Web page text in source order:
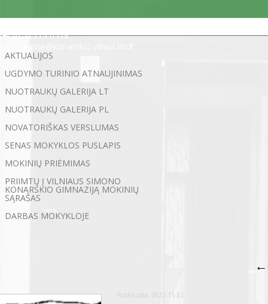
tel. (0 5) 213 0518
AKTUALIJOS
UGDYMO TURINIO ATNAUJINIMAS
NUOTRAUKŲ GALERIJA LT
NUOTRAUKŲ GALERIJA PL
NOVATORIŠKAS VERSLUMAS
SENAS MOKYKLOS PUSLAPIS
MOKINIŲ PRIĖMIMAS
PRIIMTŲ Į VILNIAUS SIMONO
KONARSKIO GIMNAZIJĄ MOKINIŲ
SĄRAŠAS
DARBAS MOKYKLOJE
←
Publikuota: 2022-11-22